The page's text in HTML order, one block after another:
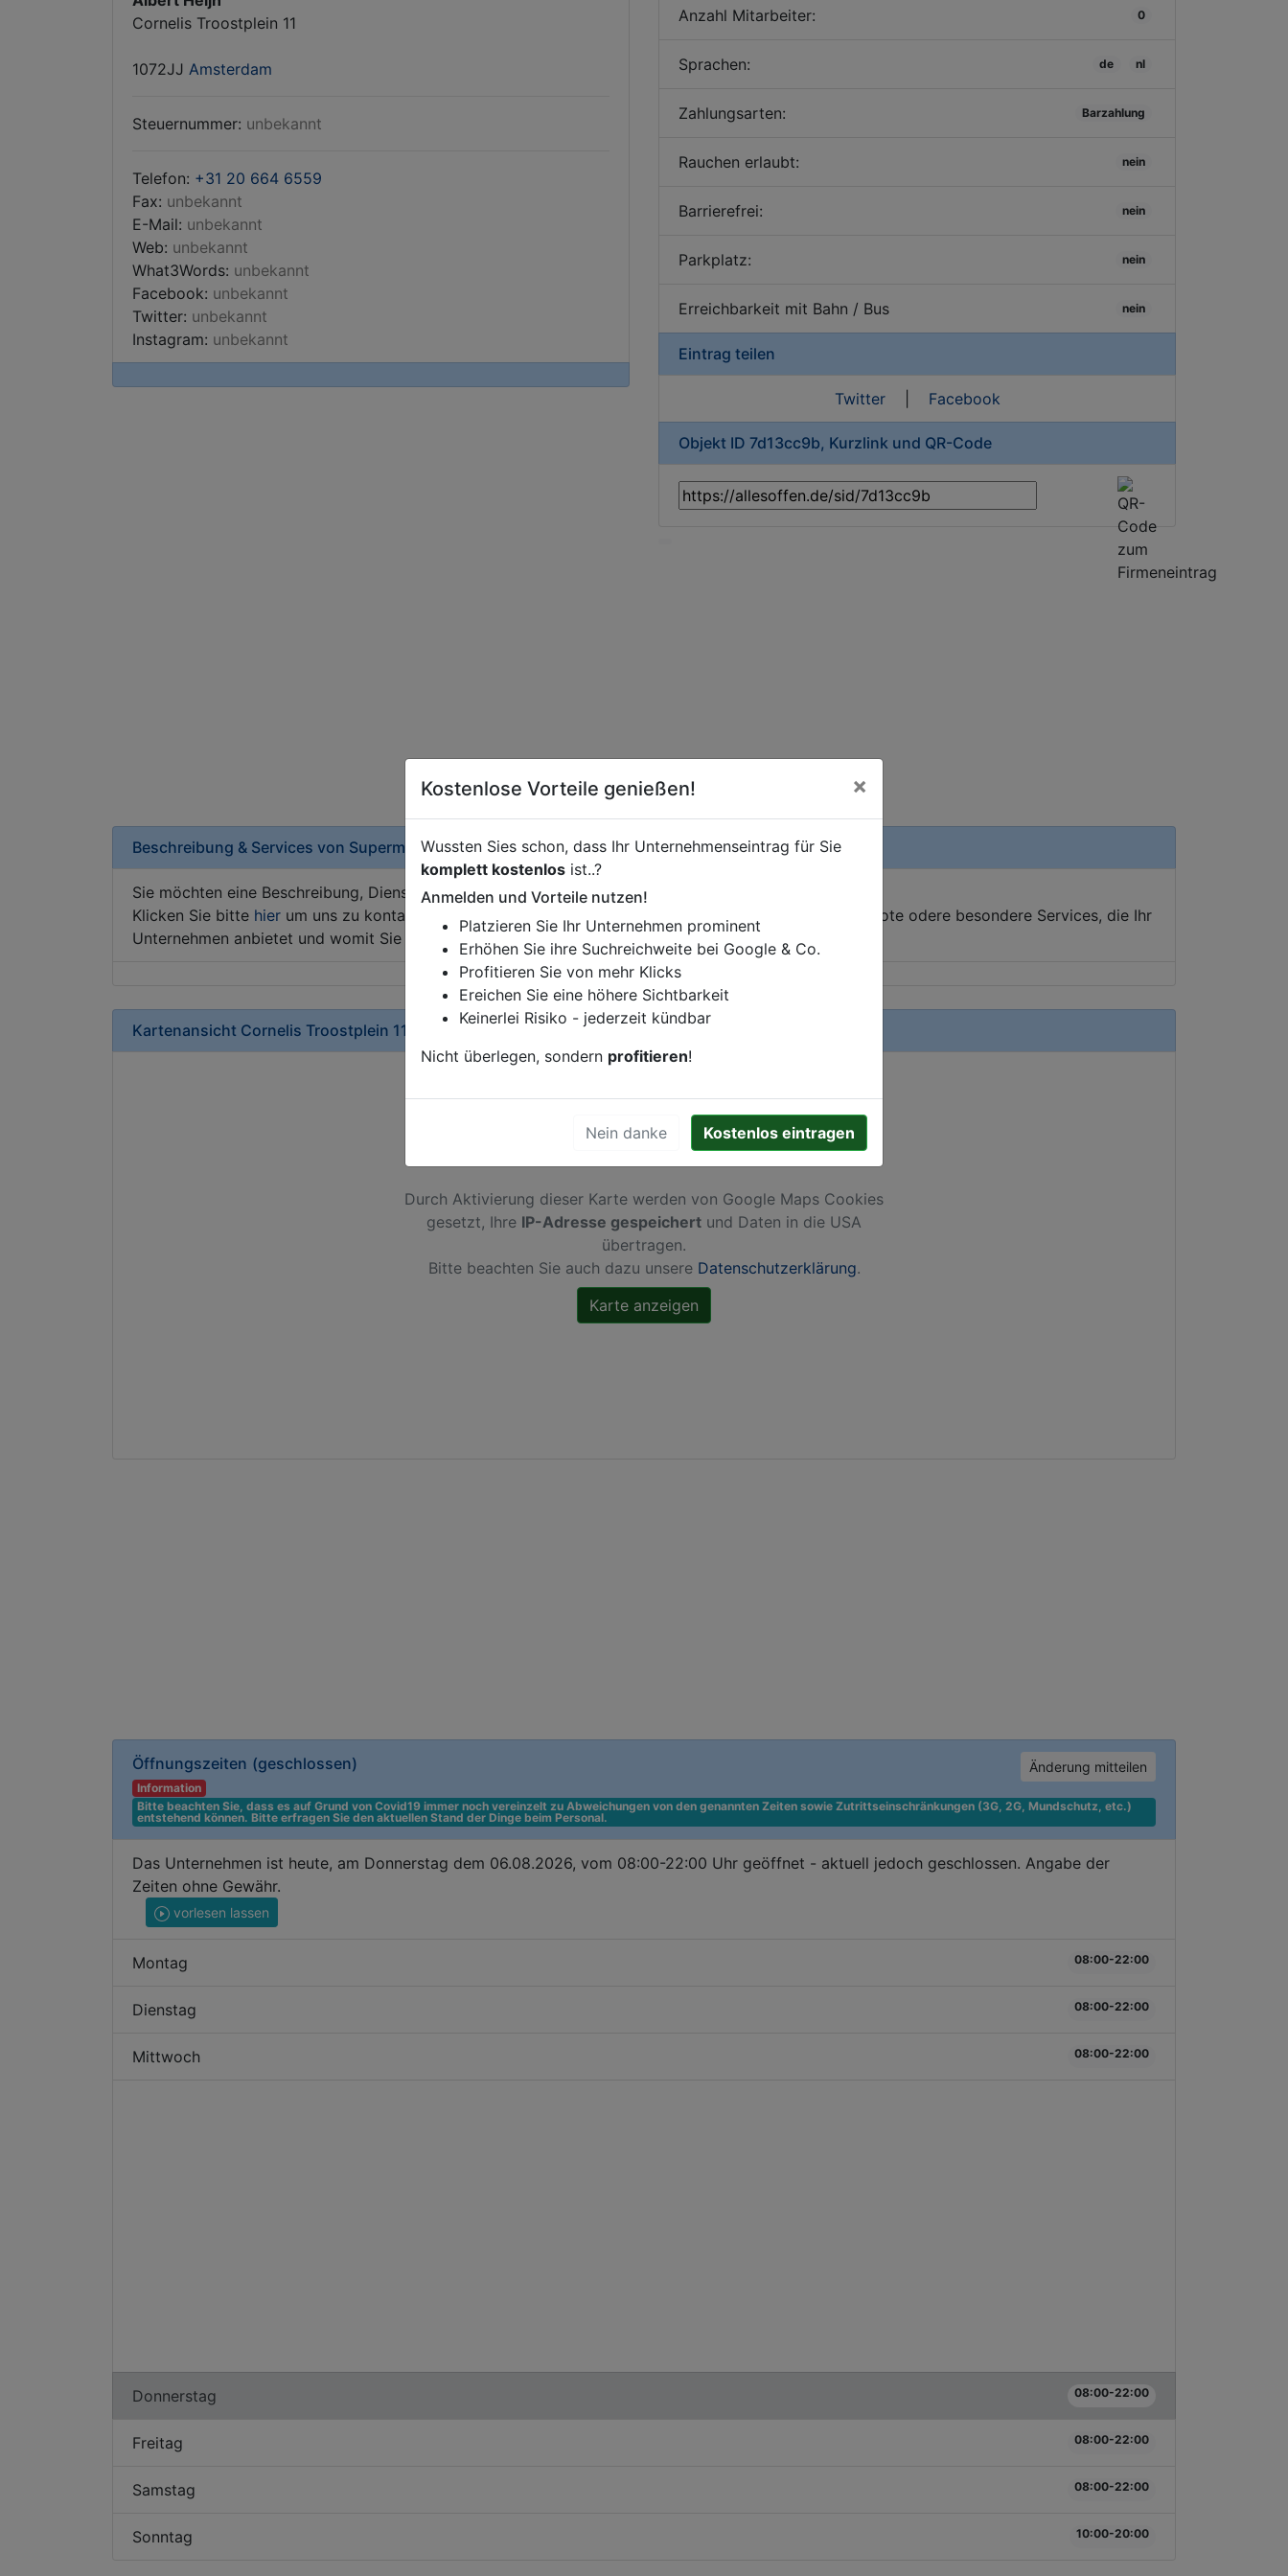
Cornelis Troostplein 11
1072JJ Amsterdam
Steuernummer: unbekannt
Telefon: +31 20 664 6559
Fax: unbekannt
E-Mail: unbekannt
Web: unbekannt
What3Words: unbekannt
Facebook: unbekannt
Twitter: unbekannt
Instagram: unbekannt
Öffnungszeiten (geschlossen) Änderung mitteilen
Information
Bitte beachten Sie, dass es auf Grund von Covid19 immer noch vereinzelt zu Abweichungen von den genannten Zeiten sowie Zutrittseinschränkungen (3G, 2G, Mundschutz, etc.)
entstehend können. Bitte erfragen Sie den aktuellen Stand der Dinge beim Personal.
Das Unternehmen ist heute, am Donnerstag dem 06.08.2026, vom 08:00-22:00 Uhr geöffnet - aktuell jedoch geschlossen. Angabe der
Zeiten ohne Gewähr.
vorlesen lassen
Montag 08:00-22:00
Dienstag 08:00-22:00
Mittwoch 08:00-22:00
Donnerstag 08:00-22:00
Freitag 08:00-22:00
Samstag 08:00-22:00
Sonntag 10:00-20:00
Anzahl Mitarbeiter: 0
Sprachen: de nl
Zahlungsarten: Barzahlung
Rauchen erlaubt: nein
Barrierefrei: nein
Parkplatz: nein
Erreichbarkeit mit Bahn / Bus nein
Eintrag teilen
Twitter| Facebook
Objekt ID 7d13cc9b, Kurzlink und QR-Code
Beschreibung & Services von Supermarkt
Sie möchten eine Beschreibung, Dienstleistung oder andere relevante Informationen hinzufügen?
Klicken Sie bitte hier um uns zu kontaktieren. Gerne erweitern wir Ihren Firmeneintrag um Sonderangebote odere besondere Services, die Ihr
Unternehmen anbietet und womit Sie sich von Ihren Wettbewerbern abheben.
Kartenansicht Cornelis Troostplein 11 Amsterdam
Durch Aktivierung dieser Karte werden von Google Maps Cookies
gesetzt, Ihre IP-Adresse gespeichert und Daten in die USA
übertragen.
Bitte beachten Sie auch dazu unsere Datenschutzerklärung.
Kostenlose Vorteile genießen! ×
Wussten Sies schon, dass Ihr Unternehmenseintrag für Sie
komplett kostenlos ist..?
Anmelden und Vorteile nutzen!
Platzieren Sie Ihr Unternehmen prominent
Erhöhen Sie ihre Suchreichweite bei Google & Co.
Profitieren Sie von mehr Klicks
Ereichen Sie eine höhere Sichtbarkeit
Keinerlei Risiko - jederzeit kündbar
Nicht überlegen, sondern profitieren!
Nein danke Kostenlos eintragen